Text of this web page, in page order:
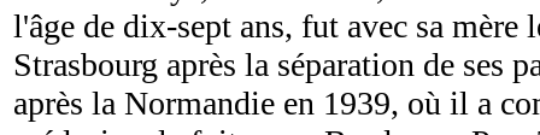
l'âge de dix-sept ans, fut avec sa mère
Strasbourg après la séparation de ses
après la Normandie en 1939, où il a